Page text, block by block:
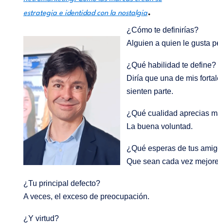
estrategia e identidad con la nostalgia.
¿Cómo te definirías?
Alguien a quien le gusta
¿Qué habilidad te define?
Diría que una de mis
sienten parte.
¿Qué cualidad aprecias
La buena voluntad.
¿Qué esperas de tus
Que sean cada vez
¿Tu principal defecto?
A veces, el exceso de preocupación.
¿Y virtud?